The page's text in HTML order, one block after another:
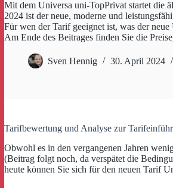
Mit dem Universa uni-TopPrivat startet die
2024 ist der neue, moderne und
Für wen der Tarif geeignet ist, was der
Am Ende des Beitrages finden Sie die
Sven Hennig 30. April 2024
Tarifbewertung und Analyse zur
Obwohl es in den vergangenen Jahren
(Beitrag folgt noch, da verspätet die
heute können Sie sich für den neuen Tarif